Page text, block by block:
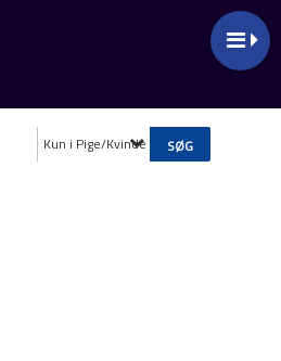
Kun i Pige/Kvinde afd.